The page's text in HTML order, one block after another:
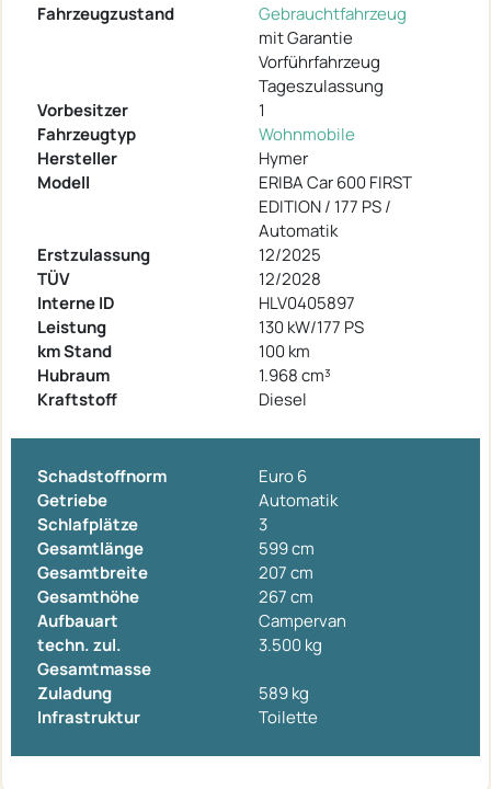
Fahrzeugzustand
Gebrauchtfahrzeug
mit Garantie
Vorführfahrzeug
Tageszulassung
Vorbesitzer
1
Fahrzeugtyp
Wohnmobile
Hersteller
Hymer
Modell
ERIBA Car 600 FIRST
EDITION / 177 PS /
Automatik
Erstzulassung
12/2025
TÜV
12/2028
Interne ID
HLV0405897
Leistung
130 kW/177 PS
km Stand
100 km
Hubraum
1.968 cm³
Kraftstoff
Diesel
Schadstoffnorm
Euro 6
Getriebe
Automatik
Schlafplätze
3
Gesamtlänge
599 cm
Gesamtbreite
207 cm
Gesamthöhe
267 cm
Aufbauart
Campervan
techn. zul.
Gesamtmasse
3.500 kg
Zuladung
589 kg
Infrastruktur
Toilette